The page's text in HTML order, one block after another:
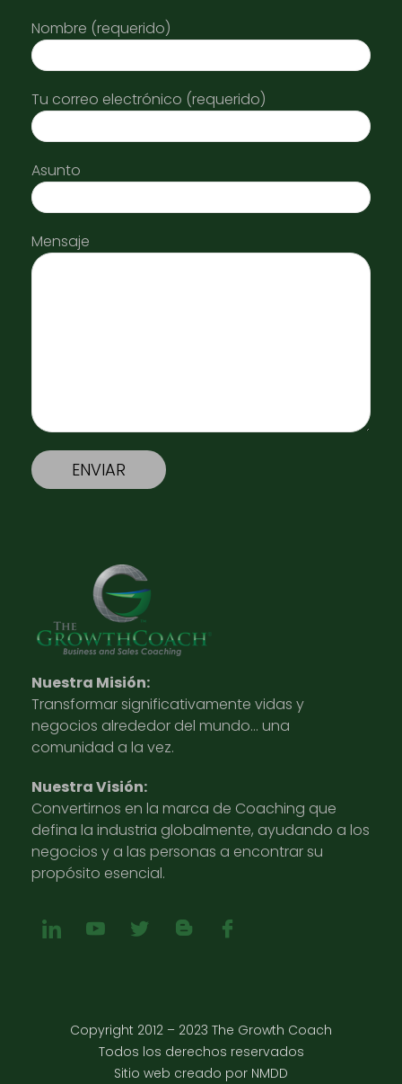
Nombre (requerido)
Tu correo electrónico (requerido)
Asunto
Mensaje
Nuestra Misión:
Transformar significativamente vidas y
negocios alrededor del mundo… una
comunidad a la vez.
Nuestra Visión:
Convertirnos en la marca de Coaching que
defina la industria globalmente, ayudando a los
negocios y a las personas a encontrar su
propósito esencial.
Copyright 2012 – 2023 The Growth Coach
Todos los derechos reservados
Sitio web creado por NMDD